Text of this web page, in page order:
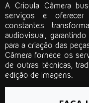
A Crioula Câmera
serviços e oferecer
constantes
audiovisual,
para a criação das
Câmera fornece os
de outras técnicas,
edição de imagens.